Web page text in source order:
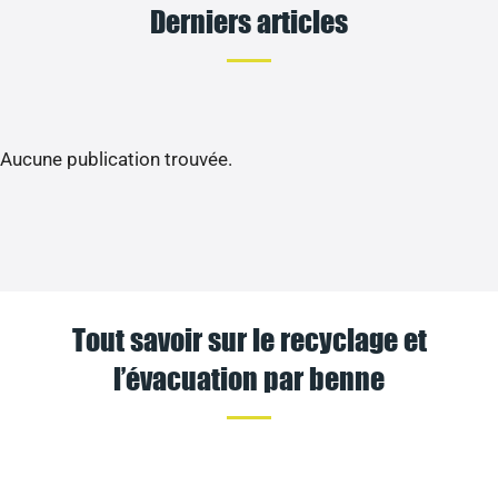
Derniers articles
Aucune publication trouvée.
Tout savoir sur le recyclage et
l’évacuation par benne